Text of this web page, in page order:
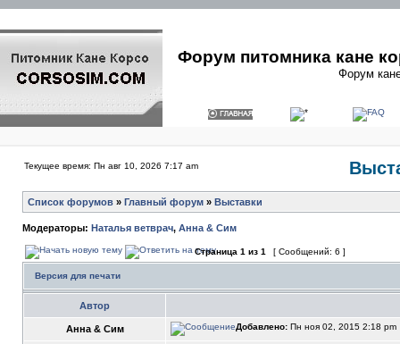
Форум питомника кане
Форум
Текущее время: Пн авг 10, 2026 7:17 am
Список форумов » Главный форум » Выставки
Модераторы: Наталья ветврач, Анна & Сим
Страница 1 из 1 [ Сообщений: 6 ]
Версия для печати
Автор
Анна & Сим Добавлено: Пн ноя 02, 2015 2:18 pm